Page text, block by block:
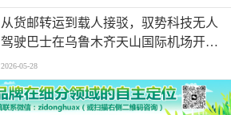
从货邮转运到载人接驳，驭势科技无人
驾驶巴士在乌鲁木齐天山国际机场开启
无人化运营
2026-05-28